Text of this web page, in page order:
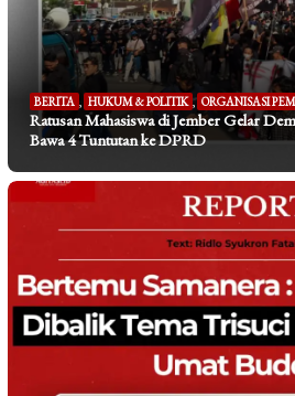
BERITA , HUKUM & POLITIK , ORGANISASI
Ratusan Mahasiswa di Jember Gelar
Bawa 4 Tuntutan ke DPRD